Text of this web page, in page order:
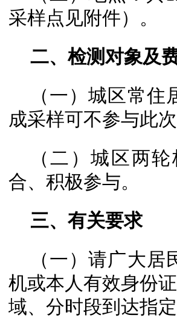
采样点见附件）。
二、检测对象及
（一）城区常
成采样可不参与此
（二）城区两
合、积极参与。
三、有关要求
（一）请广大
机或本人有效身份
域、分时段到达指